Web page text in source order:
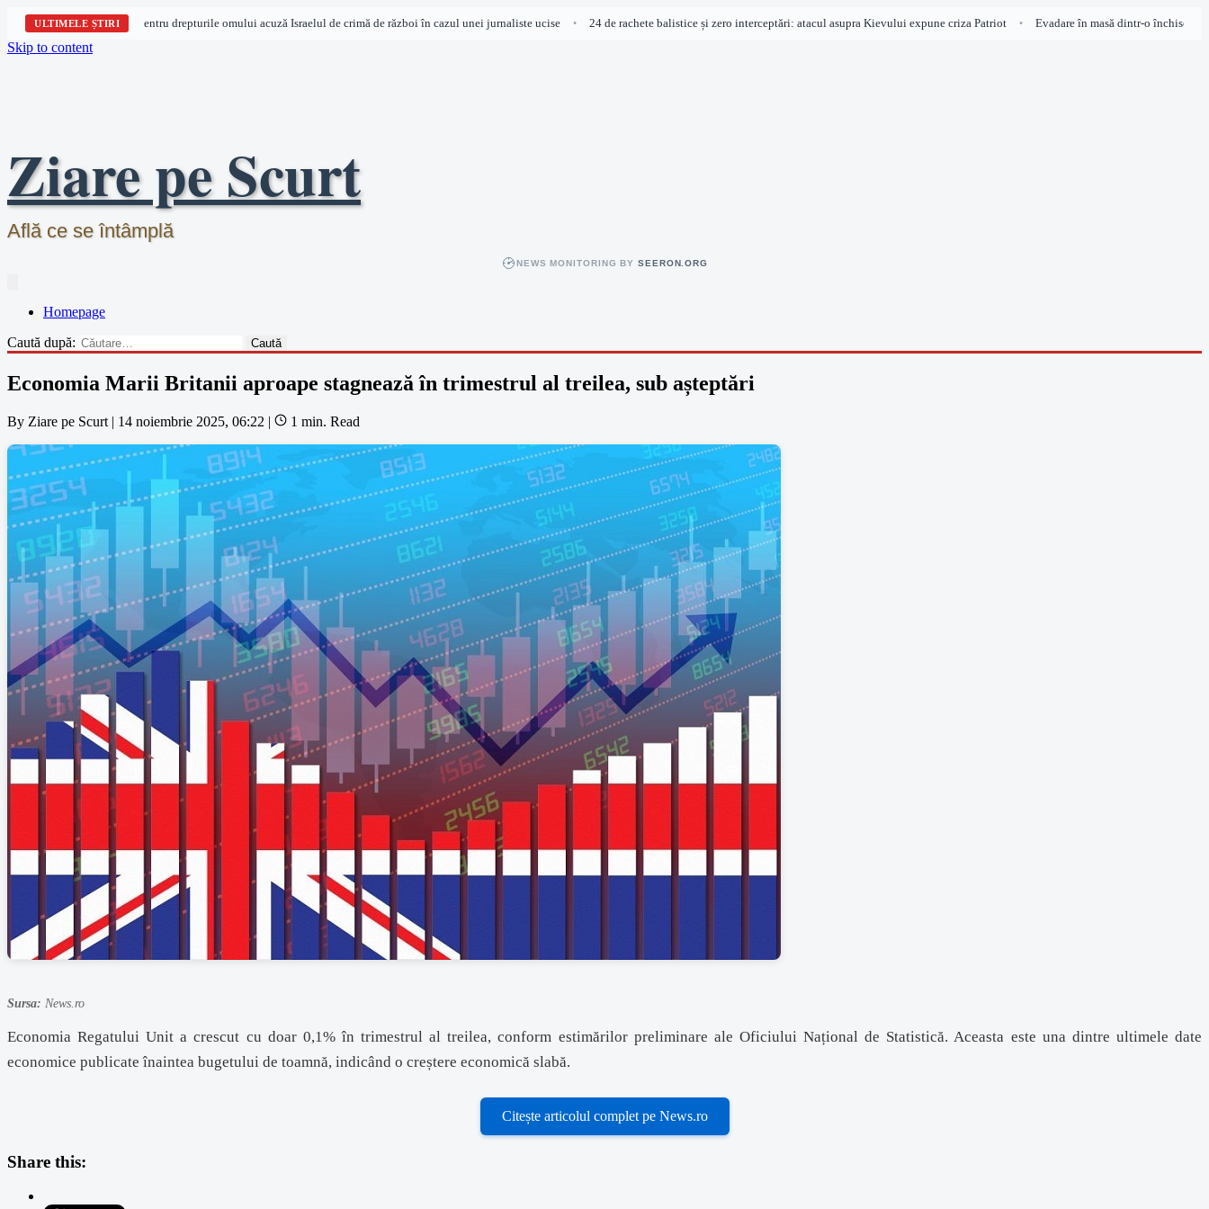
ULTIMELE ȘTIRI
Trei organizații pentru drepturile omului acuză Israelul de crimă de război în cazul unei jurnaliste ucise • 24 de rachete balistice și zero interceptări: atacul asupra Kievului expune criza Patriot • Evadare în masă dintr-o închisoare
Skip to content
Ziare pe Scurt
Află ce se întâmplă
NEWS MONITORING BYSEERON.ORG
Homepage
Caută după:
Economia Marii Britanii aproape stagnează în trimestrul al treilea, sub așteptări
By Ziare pe Scurt | 14 noiembrie 2025, 06:22 | 1 min. Read
Sursa: News.ro
Economia Regatului Unit a crescut cu doar 0,1% în trimestrul al treilea, conform estimărilor preliminare ale Oficiului Național de Statistică. Aceasta este una dintre ultimele date
economice publicate înaintea bugetului de toamnă, indicând o creștere economică slabă.
Citește articolul complet pe News.ro
Share this: